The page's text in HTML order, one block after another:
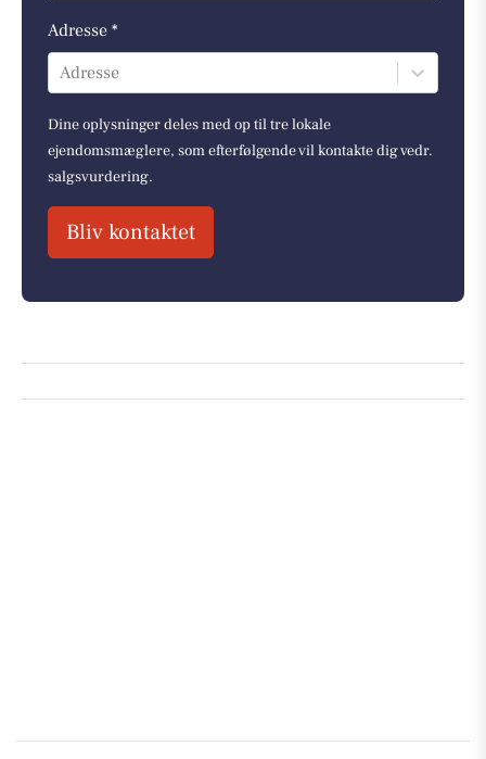
Adresse *
Adresse
Dine oplysninger deles med op til tre lokale
ejendomsmæglere, som efterfølgende vil kontakte dig vedr.
salgsvurdering.
Bliv kontaktet